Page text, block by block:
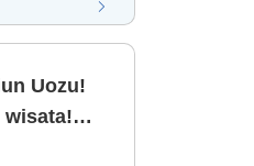
Uozu!